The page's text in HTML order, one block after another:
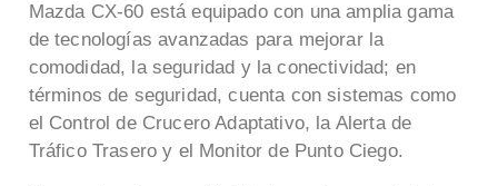
Mazda CX-60 está equipado con una amplia gama
de tecnologías avanzadas para mejorar la
comodidad, la seguridad y la conectividad; en
términos de seguridad, cuenta con sistemas como
el Control de Crucero Adaptativo, la Alerta de
Tráfico Trasero y el Monitor de Punto Ciego.